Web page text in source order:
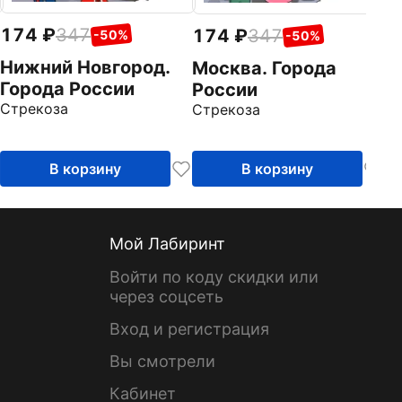
174 347 -50%
Нижний Новгород.
Города России
Стрекоза
В корзину
174 347 -50%
Москва. Города
России
Стрекоза
В корзину
Мой Лабиринт
Войти по коду скидки или
через соцсеть
Вход и регистрация
Вы смотрели
Кабинет